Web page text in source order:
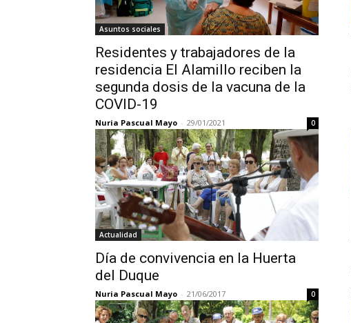
Asuntos sociales
Residentes y trabajadores de la
residencia El Alamillo reciben la
segunda dosis de la vacuna de la
COVID-19
Nuria Pascual Mayo - 29/01/2021 0
Actualidad
Día de convivencia en la Huerta
del Duque
Nuria Pascual Mayo - 21/06/2017 0